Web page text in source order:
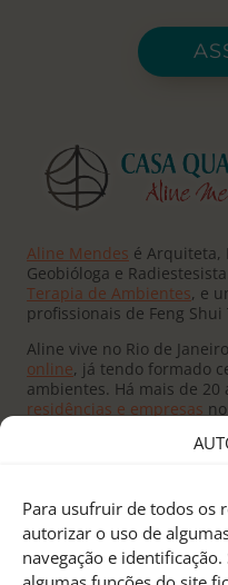
Para usufruir de todos os
autorizar o uso de
navegação e
Aline Mendes é Arquiteta,
Geobióloga e
Terapia de Ambientes, e
profissionais de Feng
Aline vive no Rio de
online, já tendo formado
ambientes. Há mais de 20
residências e empresas
Fundado pelo Mestre